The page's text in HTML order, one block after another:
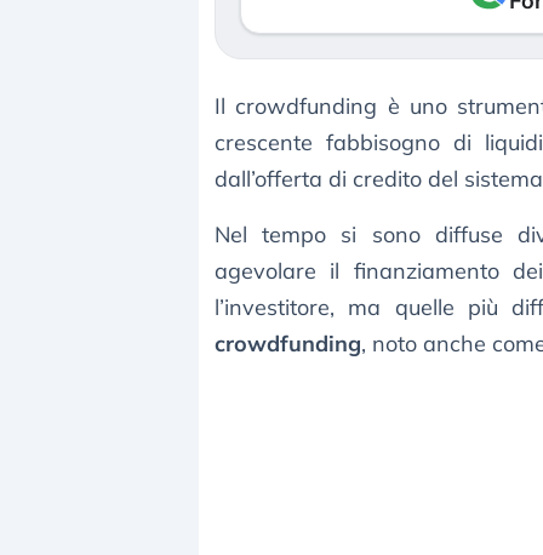
Il crowdfunding è uno
crescente fabbisogno di
dall’offerta di credito del
Nel tempo si sono diffuse
agevolare il finanziamento
l’investitore, ma quelle più
crowdfunding, noto anche